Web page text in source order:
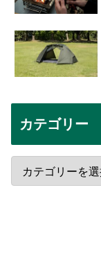
カテゴリー